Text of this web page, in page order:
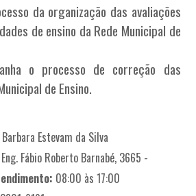
da organização das avaliações
de ensino da Rede Municipal de
o processo de correção das
de Ensino.
Barbara Estevam da Silva
Fábio Roberto Barnabé, 3665 -
08:00 às 17:00